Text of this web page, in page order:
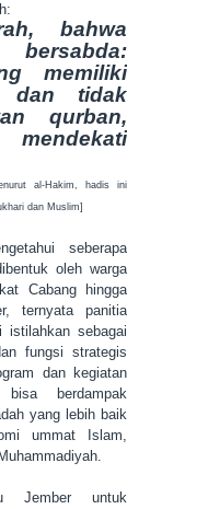
bahwa
memiliki
dan tidak
qurban,
al-Hakim, hadis ini
dan Muslim]
seberapa
oleh warga
Cabang hingga
ternyata panitia
istilahkan sebagai
fungsi strategis
dan kegiatan
berdampak
yang lebih baik
ummat Islam,
Jember untuk